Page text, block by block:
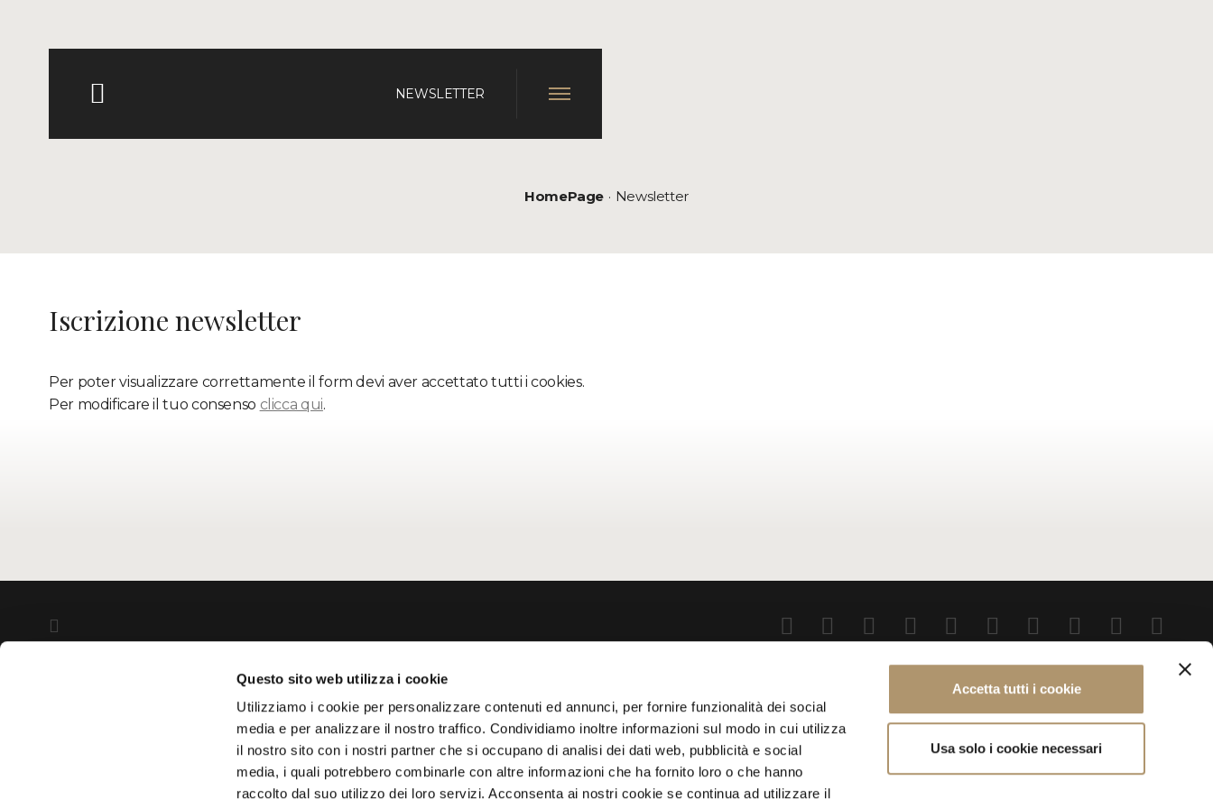
Questo sito web utilizza i cookie
Utilizziamo i cookie per personalizzare contenuti ed annunci, per fornire funzionalità dei social
media e per analizzare il nostro traffico. Condividiamo inoltre informazioni sul modo in cui utilizza
il nostro sito con i nostri partner che si occupano di analisi dei dati web, pubblicità e social
media, i quali potrebbero combinarle con altre informazioni che ha fornito loro o che hanno
raccolto dal suo utilizzo dei loro servizi. Acconsenta ai nostri cookie se continua ad utilizzare il
Accetta tutti i cookie
Usa solo i cookie necessari
NEWSLETTER
HomePage Newsletter
Iscrizione newsletter
Per poter visualizzare correttamente il form devi aver accettato tutti i cookies.
Per modificare il tuo consenso clicca qui.
LONGHI S.p.a. - via Indipendenza, 143 20821 Meda (MB) tel. +39.0362.341074 ra fax +39.0362.340271 P.IVA N: IT 00687180968 PRIVACY & POLICY